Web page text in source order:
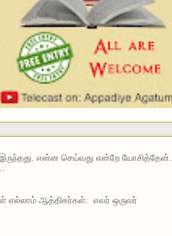
என்ன செய்வது என்றே யோசித்தேன்.
ஆத்திகர்கள். எவர் ஒருவர்